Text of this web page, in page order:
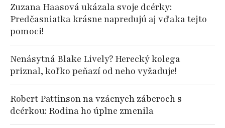
Zuzana Haasová ukázala svoje dcérky:
Predčasniatka krásne napredujú aj vďaka tejto
pomoci!
Nenásytná Blake Lively? Herecký kolega
priznal, koľko peňazí od neho vyžaduje!
Robert Pattinson na vzácnych záberoch s
dcérkou: Rodina ho úplne zmenila